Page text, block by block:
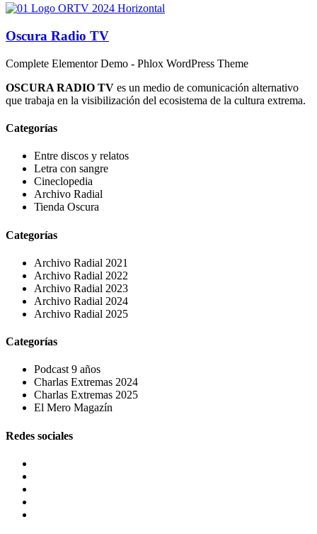
Oscura Radio TV
Complete Elementor Demo - Phlox WordPress Theme
OSCURA RADIO TV es un medio de comunicación alternativo
que trabaja en la visibilización del ecosistema de la cultura extrema.
Categorías
Entre discos y relatos
Letra con sangre
Cineclopedia
Archivo Radial
Tienda Oscura
Categorías
Archivo Radial 2021
Archivo Radial 2022
Archivo Radial 2023
Archivo Radial 2024
Archivo Radial 2025
Categorías
Podcast 9 años
Charlas Extremas 2024
Charlas Extremas 2025
El Mero Magazín
Redes sociales